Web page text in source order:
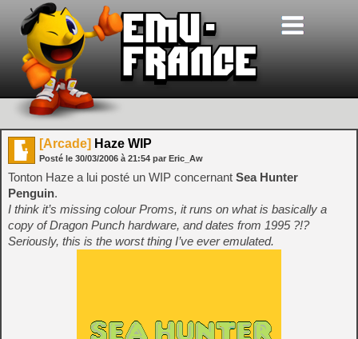
[Arcade] Haze WIP
Posté le 30/03/2006 à 21:54 par Eric_Aw
Tonton Haze a lui posté un WIP concernant Sea Hunter
Penguin.
I think it’s missing colour Proms, it runs on what is basically a
copy of Dragon Punch hardware, and dates from 1995 ?!?
Seriously, this is the worst thing I’ve ever emulated.